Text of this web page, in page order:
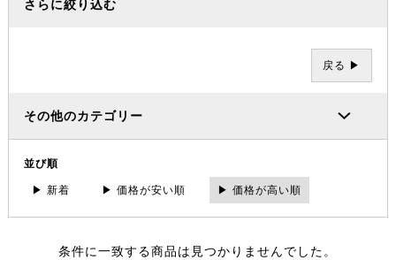
さらに絞り込む
戻る ▶
その他のカテゴリー
並び順
▶ 新着 ▶ 価格が安い順 ▶ 価格が高い順
条件に一致する商品は見つかりませんでした。